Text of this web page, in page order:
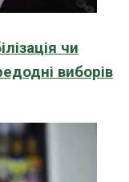
чи
виборів